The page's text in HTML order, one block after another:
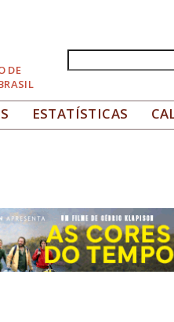
DE
Formulário
ESTATÍSTICAS